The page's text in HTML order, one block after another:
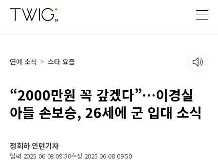
연예 소식 > 스타 요즘
“2000만원 꼭 갚겠다”…이경실
아들 손보승, 26세에 군 입대 소식
정회하 인턴기자
입력 2025 06 08 09:50수정 2025 06 08 09:50